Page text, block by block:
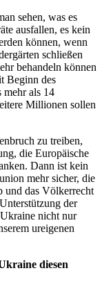
sehen, was es
ausfallen, es kein
können, wenn
schließen
behandeln können
Beginn des
mehr als 14
Millionen sollen
zu treiben,
die Europäische
Dann ist kein
mehr sicher, die
und das Völkerrecht
der
nicht nur
ureigenen
diesen